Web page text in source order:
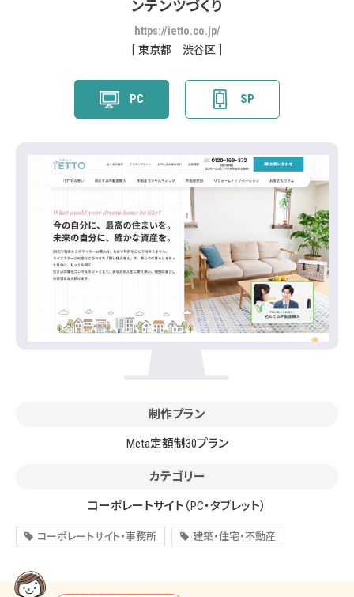
ンテンツづくり
https://ietto.co.jp/
東京都 渋谷区
PC SP
制作プラン
Meta定額制30プラン
カテゴリー
コーポレートサイト （PC・タブレット）
コーポレートサイト・事務所 建築・住宅・不動産